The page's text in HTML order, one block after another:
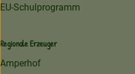
EU-Schulprogramm
Regionale Erzeuger
Amperhof